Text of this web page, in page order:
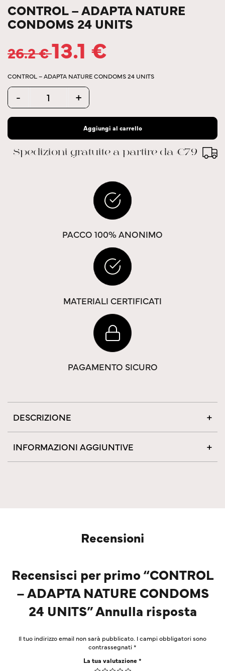
CONTROL – ADAPTA NATURE
CONDOMS 24 UNITS
26.2€13.1 €
CONTROL – ADAPTA NATURE CONDOMS 24 UNITS
Quantity
- +
Aggiungi al carrello
Spedizioni gratuite a partire da €79
PACCO 100% ANONIMO
MATERIALI CERTIFICATI
PAGAMENTO SICURO
DESCRIZIONE
INFORMAZIONI AGGIUNTIVE
Recensioni
Recensisci per primo “CONTROL
– ADAPTA NATURE CONDOMS
24 UNITS” Annulla risposta
Il tuo indirizzo email non sarà pubblicato. I campi obbligatori sono
contrassegnati*
La tua valutazione*